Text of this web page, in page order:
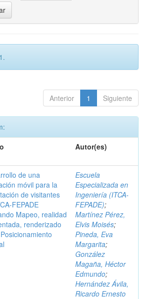
Anterior 1 Siguiente
Autor(es)
de una
móvil para la
de visitantes
FEPADE
Mapeo, realidad
renderizado
Escuela
Especializada en
Ingeniería (ITCA-
FEPADE);
Martínez Pérez,
Elvis Moisés;
Pineda, Eva
Margarita;
González
Magaña, Héctor
Edmundo;
Hernández Ávila,
Ricardo Ernesto